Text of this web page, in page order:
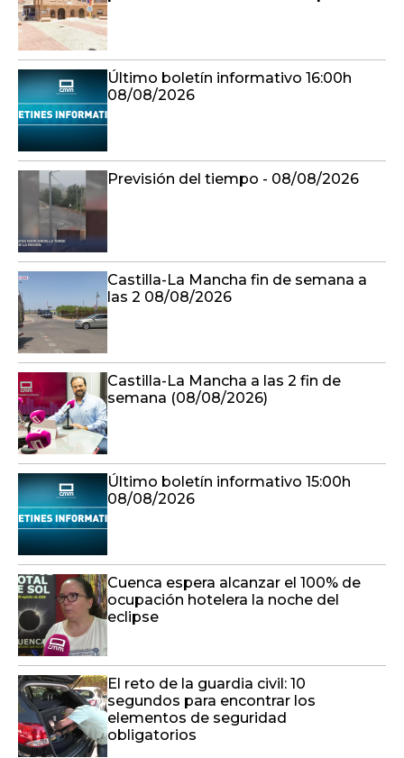
Último boletín informativo 16:00h
08/08/2026
Previsión del tiempo - 08/08/2026
Castilla-La Mancha fin de semana a
las 2 08/08/2026
Castilla-La Mancha a las 2 fin de
semana (08/08/2026)
Último boletín informativo 15:00h
08/08/2026
Cuenca espera alcanzar el 100% de
ocupación hotelera la noche del
eclipse
El reto de la guardia civil: 10
segundos para encontrar los
elementos de seguridad
obligatorios